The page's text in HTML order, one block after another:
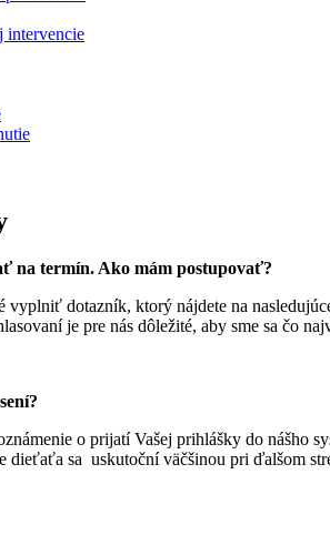
intervencie
na termín. Ako mám postupovať?
vyplniť dotazník, ktorý nájdete na
je pre nás dôležité, aby sme sa čo
o prijatí Vašej prihlášky do nášho
dieťaťa sa uskutoční väčšinou pri ďalšom